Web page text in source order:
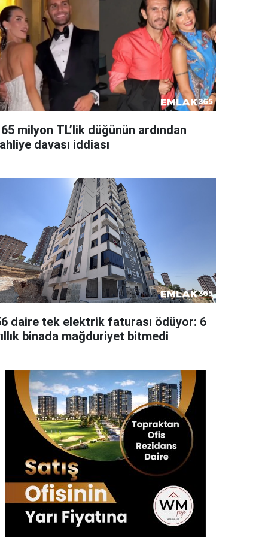
milyon TL’lik düğünün ardından
davası iddiası
daire tek elektrik faturası ödüyor: 6
binada mağduriyet bitmedi